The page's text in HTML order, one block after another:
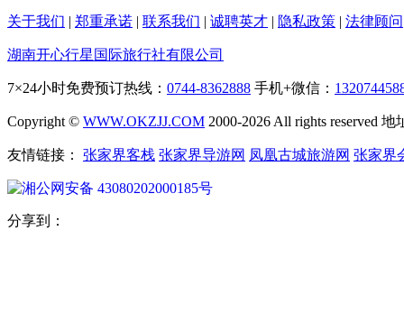
关于我们 | 郑重承诺 | 联系我们 | 诚聘英才 | 隐私政策 | 法律顾问
湖南开心行星国际旅行社有限公司
7×24小时免费预订热线： 0744-8362888 手机+微信：
Copyright © WWW.OKZJJ.COM 2000-2026 All rights reserved
友情链接： 张家界客栈 张家界导游网 凤凰古城旅游网 张家界
湘公网安备 43080202000185号
分享到：